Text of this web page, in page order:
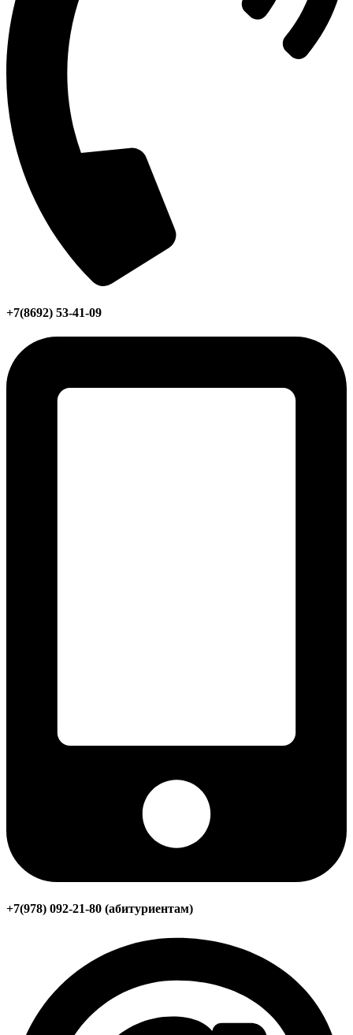
+7(8692) 53-41-09
+7(978) 092-21-80 (абитуриентам)